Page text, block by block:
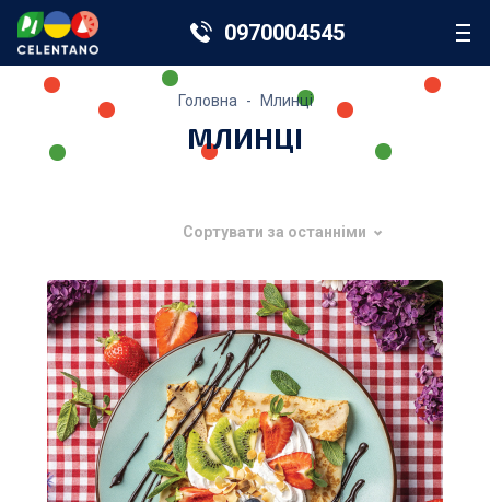
0970004545
Головна Млинці
МЛИНЦІ
Сортувати за останніми